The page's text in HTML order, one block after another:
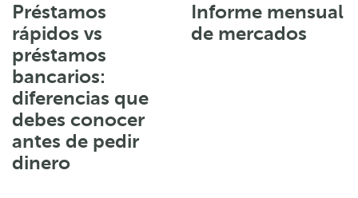
Préstamos
rápidos vs
préstamos
bancarios:
diferencias que
debes conocer
antes de pedir
dinero
Informe mensual
de mercados